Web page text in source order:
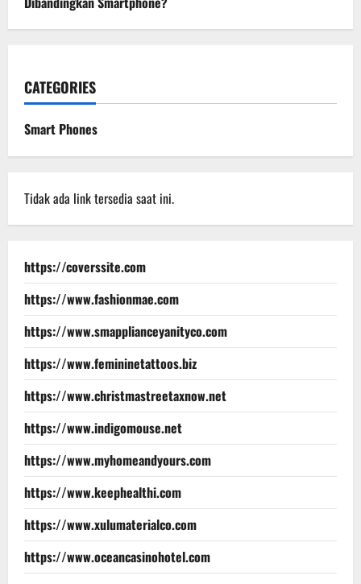
CATEGORIES
Smart Phones
Tidak ada link tersedia saat ini.
https://coverssite.com
https://www.fashionmae.com
https://www.smapplianceyanityco.com
https://www.femininetattoos.biz
https://www.christmastreetaxnow.net
https://www.indigomouse.net
https://www.myhomeandyours.com
https://www.keephealthi.com
https://www.xulumaterialco.com
https://www.oceancasinohotel.com